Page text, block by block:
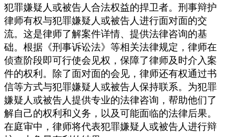
犯罪嫌疑人或被告人合法权益的捍卫者。刑事辩护
律师有权与犯罪嫌疑人或被告人进行面对面的交
流。这是律师了解案件详情、提供法律咨询的基
础。根据《刑事诉讼法》等相关法律规定，律师在
侦查阶段即可行使会见权，保障了律师及时介入案
件的权利。除了面对面的会见，律师还有权通过书
信等方式与犯罪嫌疑人或被告人保持联系。为犯罪
嫌疑人或被告人提供专业的法律咨询，帮助他们了
解自己的权利和义务，以及可能面临的法律后果。
在庭审中，律师将代表犯罪嫌疑人或被告人进行辩